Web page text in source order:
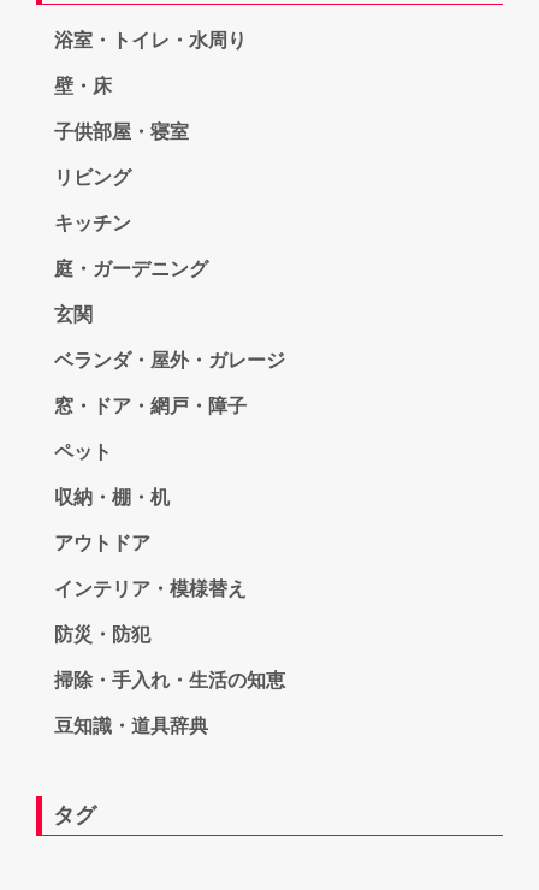
浴室・トイレ・水周り
壁・床
子供部屋・寝室
リビング
キッチン
庭・ガーデニング
玄関
ベランダ・屋外・ガレージ
窓・ドア・網戸・障子
ペット
収納・棚・机
アウトドア
インテリア・模様替え
防災・防犯
掃除・手入れ・生活の知恵
豆知識・道具辞典
タグ